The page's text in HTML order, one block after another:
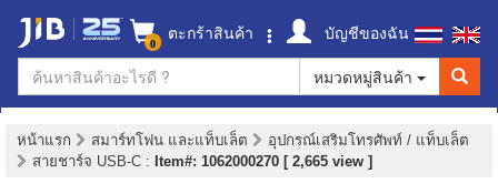
0 ตะกร้าสินค้า
บัญชีของฉัน
หมวดหมู่สินค้า
หน้าแรก สมาร์ทโฟน และแท็บเล็ต
อุปกรณ์เสริมโทรศัพท์ / แท็บเล็ต
สายชาร์จ USB-C : Item#: 1062000270 [ 2,665 view ]